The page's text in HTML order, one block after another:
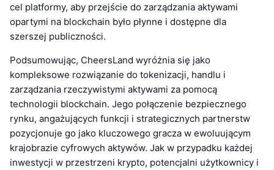
cel platformy, aby przejście do zarządzania aktywami
opartymi na blockchain było płynne i dostępne dla
szerszej publiczności.
Podsumowując, CheersLand wyróżnia się jako
kompleksowe rozwiązanie do tokenizacji, handlu i
zarządzania rzeczywistymi aktywami za pomocą
technologii blockchain. Jego połączenie bezpiecznego
rynku, angażujących funkcji i strategicznych partnerstw
pozycjonuje go jako kluczowego gracza w ewoluującym
krajobrazie cyfrowych aktywów. Jak w przypadku każdej
inwestycji w przestrzeni krypto, potencjalni użytkownicy i